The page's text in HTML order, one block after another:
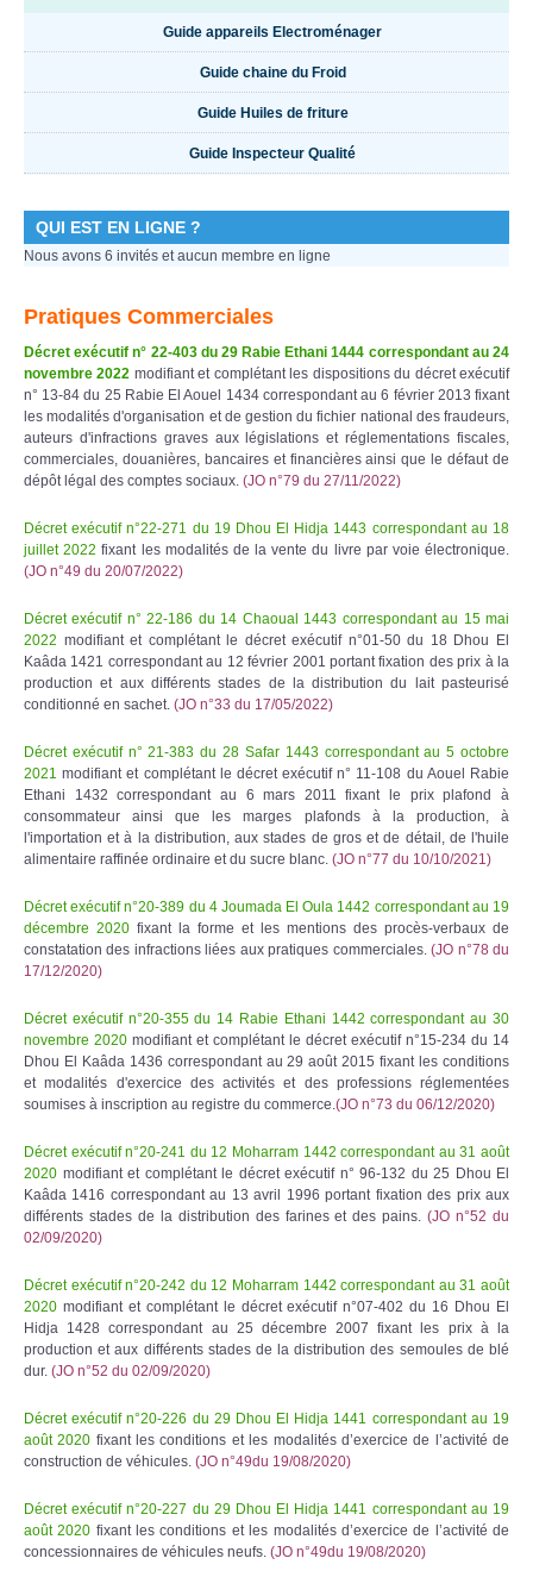
Guide appareils Electroménager
Guide chaine du Froid
Guide Huiles de friture
Guide Inspecteur Qualité
QUI EST EN LIGNE ?
Nous avons 6 invités et aucun membre en ligne
Pratiques Commerciales
Décret exécutif n° 22-403 du 29 Rabie Ethani 1444 correspondant au 24
novembre 2022 modifiant et complétant les dispositions du décret exécutif
n° 13-84 du 25 Rabie El Aouel 1434 correspondant au 6 février 2013 fixant
les modalités d'organisation et de gestion du fichier national des fraudeurs,
auteurs d'infractions graves aux législations et réglementations fiscales,
commerciales, douanières, bancaires et financières ainsi que le défaut de
dépôt légal des comptes sociaux. (JO n°79 du 27/11/2022)
Décret exécutif n°22-271 du 19 Dhou El Hidja 1443 correspondant au 18
juillet 2022 fixant les modalités de la vente du livre par voie électronique.
(JO n°49 du 20/07/2022)
Décret exécutif n° 22-186 du 14 Chaoual 1443 correspondant au 15 mai
2022 modifiant et complétant le décret exécutif n°01-50 du 18 Dhou El
Kaâda 1421 correspondant au 12 février 2001 portant fixation des prix à la
production et aux différents stades de la distribution du lait pasteurisé
conditionné en sachet. (JO n°33 du 17/05/2022)
Décret exécutif n° 21-383 du 28 Safar 1443 correspondant au 5 octobre
2021 modifiant et complétant le décret exécutif n° 11-108 du Aouel Rabie
Ethani 1432 correspondant au 6 mars 2011 fixant le prix plafond à
consommateur ainsi que les marges plafonds à la production, à
l'importation et à la distribution, aux stades de gros et de détail, de l'huile
alimentaire raffinée ordinaire et du sucre blanc. (JO n°77 du 10/10/2021)
Décret exécutif n°20-389 du 4 Joumada El Oula 1442 correspondant au 19
décembre 2020 fixant la forme et les mentions des procès-verbaux de
constatation des infractions liées aux pratiques commerciales.(JO n°78 du
17/12/2020)
Décret exécutif n°20-355 du 14 Rabie Ethani 1442 correspondant au 30
novembre 2020 modifiant et complétant le décret exécutif n°15-234 du 14
Dhou El Kaâda 1436 correspondant au 29 août 2015 fixant les conditions
et modalités d'exercice des activités et des professions réglementées
soumises à inscription au registre du commerce. (JO n°73 du 06/12/2020)
Décret exécutif n°20-241 du 12 Moharram 1442 correspondant au 31 août
2020 modifiant et complétant le décret exécutif n° 96-132 du 25 Dhou El
Kaâda 1416 correspondant au 13 avril 1996 portant fixation des prix aux
différents stades de la distribution des farines et des pains.(JO n°52 du
02/09/2020)
Décret exécutif n°20-242 du 12 Moharram 1442 correspondant au 31 août
2020 modifiant et complétant le décret exécutif n°07-402 du 16 Dhou El
Hidja 1428 correspondant au 25 décembre 2007 fixant les prix à la
production et aux différents stades de la distribution des semoules de blé
dur. (JO n°52 du 02/09/2020)
Décret exécutif n°20-226 du 29 Dhou El Hidja 1441 correspondant au 19
août 2020 fixant les conditions et les modalités d’exercice de l’activité de
construction de véhicules. (JO n°49du 19/08/2020)
Décret exécutif n°20-227 du 29 Dhou El Hidja 1441 correspondant au 19
août 2020 fixant les conditions et les modalités d’exercice de l’activité de
concessionnaires de véhicules neufs. (JO n°49du 19/08/2020)